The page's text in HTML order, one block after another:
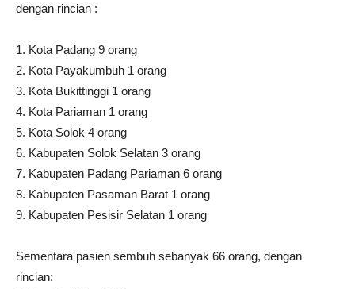
dengan rincian :
1. Kota Padang 9 orang
2. Kota Payakumbuh 1 orang
3. Kota Bukittinggi 1 orang
4. Kota Pariaman 1 orang
5. Kota Solok 4 orang
6. Kabupaten Solok Selatan 3 orang
7. Kabupaten Padang Pariaman 6 orang
8. Kabupaten Pasaman Barat 1 orang
9. Kabupaten Pesisir Selatan 1 orang
Sementara pasien sembuh sebanyak 66 orang, dengan
rincian: